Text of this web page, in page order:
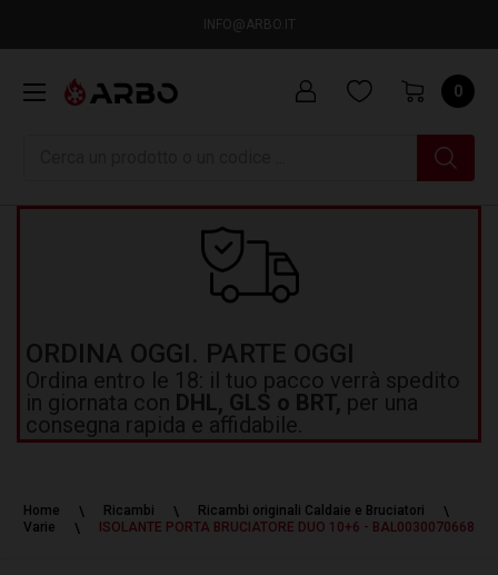
INFO@ARBO.IT
0
ORDINA OGGI. PARTE OGGI
Ordina entro le 18: il tuo pacco verrà spedito
in giornata con DHL, GLS o BRT, per una
consegna rapida e affidabile.
Home Ricambi
Ricambi originali Caldaie e Bruciatori
Varie
ISOLANTE PORTA BRUCIATORE DUO 10+6 - BAL0030070668